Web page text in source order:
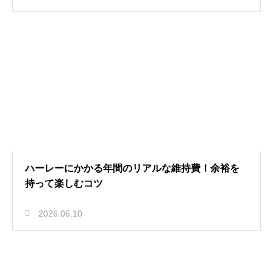
ハーレーにかかる年間のリアルな維持費！余裕を
持って楽しむコツ
2026.06.10